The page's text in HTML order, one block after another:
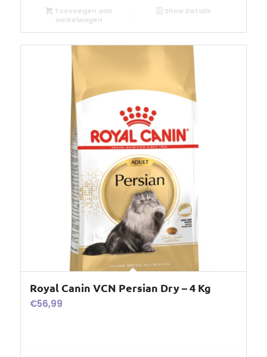
Toevoegen aan
winkelwagen
Show Details
Royal Canin VCN Persian Dry – 4 Kg
€56,99